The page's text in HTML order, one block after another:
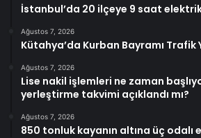
İstanbul’da 20 ilçeye 9 saat
Ağustos 7, 2026
Kütahya’da Kurban Bayramı Trafik
Ağustos 7, 2026
Lise nakil işlemleri ne zaman
yerleştirme takvimi açıklandı mı?
Ağustos 7, 2026
850 tonluk kayanın altına üç odalı